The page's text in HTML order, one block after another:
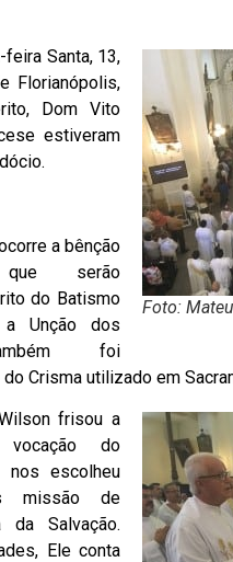
Foto:
Santa, 13,
Florianópolis,
Dom Vito
estiveram
a bênção
serão
do Batismo
Unção dos
foi
Crisma utilizado em
frisou a
vocação do
nos escolheu
missão de
da Salvação.
Ele conta